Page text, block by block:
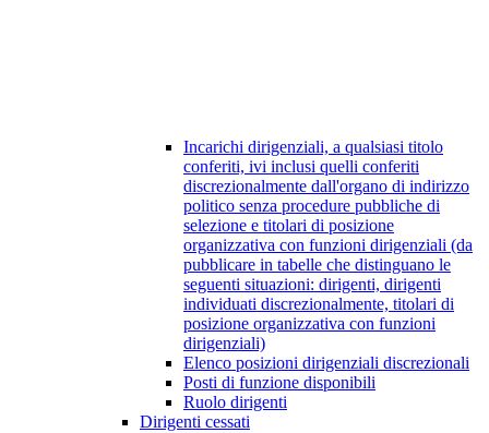
Incarichi dirigenziali, a qualsiasi titolo
conferiti, ivi inclusi quelli conferiti
discrezionalmente dall'organo di indirizzo
politico senza procedure pubbliche di
selezione e titolari di posizione
organizzativa con funzioni dirigenziali (da
pubblicare in tabelle che distinguano le
seguenti situazioni: dirigenti, dirigenti
individuati discrezionalmente, titolari di
posizione organizzativa con funzioni
dirigenziali)
Elenco posizioni dirigenziali discrezionali
Posti di funzione disponibili
Ruolo dirigenti
Dirigenti cessati